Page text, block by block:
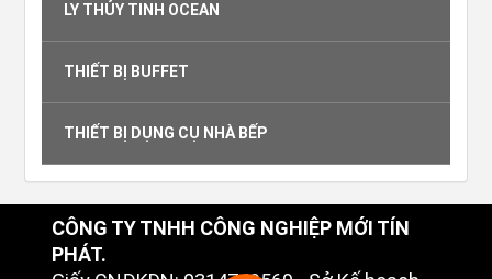
LY THỦY TINH OCEAN
THIẾT BỊ BUFFET
THIẾT BỊ DỤNG CỤ NHÀ BẾP
CÔNG TY TNHH CÔNG NGHIỆP MỚI TÍN
PHÁT.